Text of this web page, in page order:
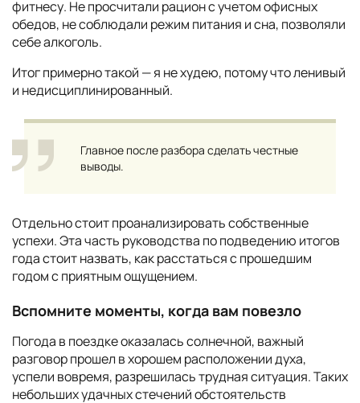
фитнесу. Не просчитали рацион с учетом офисных
обедов, не соблюдали режим питания и сна, позволяли
себе алкоголь.
Итог примерно такой — я не худею, потому что ленивый
и недисциплинированный.
Главное после разбора сделать честные
выводы.
Отдельно стоит проанализировать собственные
успехи. Эта часть руководства по подведению итогов
года стоит назвать, как расстаться с прошедшим
годом с приятным ощущением.
Вспомните моменты, когда вам повезло
Погода в поездке оказалась солнечной, важный
разговор прошел в хорошем расположении духа,
успели вовремя, разрешилась трудная ситуация. Таких
небольших удачных стечений обстоятельств